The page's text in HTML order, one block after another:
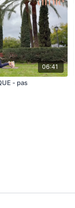
06:41
- pas